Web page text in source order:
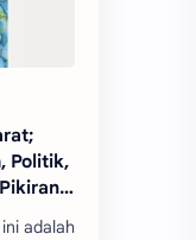
Politik,
adalah